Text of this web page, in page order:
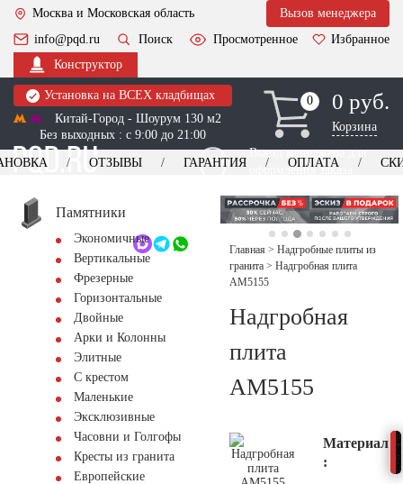
Москва и Московская область
Вызов менеджера
info@pqd.ru
Поиск Просмотренное
Избранное
Конструктор
Установка на ВСЕХ кладбищах
Китай-Город - Шоурум 130 м2
Без выходных : с 9:00 до 21:00
0
0 0 руб.
Корзина
Выезд менеджера для
оформления заказа
+7 (495) 518-44-23
Обратный звонок
ОТЗЫВЫ ГАРАНТИЯ ОПЛАТА
Памятники
Экономичные
Вертикальные
Фрезерные
Горизонтальные
Двойные
Арки и Колонны
Элитные
С крестом
Маленькие
Эксклюзивные
Часовни и Голгофы
Кресты из гранита
Европейские
Главная > Надгробные плиты из
гранита > Надгробная плита
AM5155
Надгробная
плита
AM5155
Материал
: